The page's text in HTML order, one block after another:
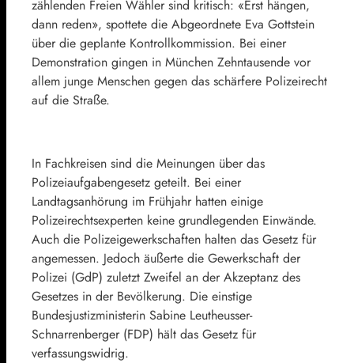
zählenden Freien Wähler sind kritisch: «Erst hängen,
dann reden», spottete die Abgeordnete Eva Gottstein
über die geplante Kontrollkommission. Bei einer
Demonstration gingen in München Zehntausende vor
allem junge Menschen gegen das schärfere Polizeirecht
auf die Straße.
In Fachkreisen sind die Meinungen über das
Polizeiaufgabengesetz geteilt. Bei einer
Landtagsanhörung im Frühjahr hatten einige
Polizeirechtsexperten keine grundlegenden Einwände.
Auch die Polizeigewerkschaften halten das Gesetz für
angemessen. Jedoch äußerte die Gewerkschaft der
Polizei (GdP) zuletzt Zweifel an der Akzeptanz des
Gesetzes in der Bevölkerung. Die einstige
Bundesjustizministerin Sabine Leutheusser-
Schnarrenberger (FDP) hält das Gesetz für
verfassungswidrig.